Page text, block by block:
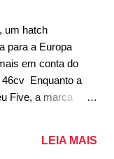
economize para a
milhões em
sido um ótimo
fizemos
as frentes,
forte caminho a
um hatch
para a Europa
em conta do
Enquanto a
Five, a marca
como um carro
LEIA MAIS